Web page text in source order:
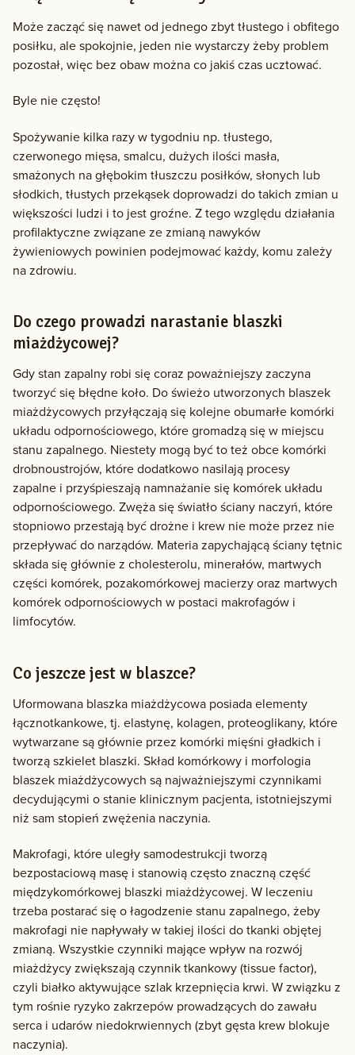
Może zacząć się nawet od jednego zbyt tłustego i obfitego
posiłku, ale spokojnie, jeden nie wystarczy żeby problem
pozostał, więc bez obaw można co jakiś czas ucztować.
Byle nie często!
Spożywanie kilka razy w tygodniu np. tłustego,
czerwonego mięsa, smalcu, dużych ilości masła,
smażonych na głębokim tłuszczu posiłków, słonych lub
słodkich, tłustych przekąsek doprowadzi do takich zmian u
większości ludzi i to jest groźne. Z tego względu działania
profilaktyczne związane ze zmianą nawyków
żywieniowych powinien podejmować każdy, komu zależy
na zdrowiu.
Do czego prowadzi narastanie blaszki
miażdżycowej?
Gdy stan zapalny robi się coraz poważniejszy zaczyna
tworzyć się błędne koło. Do świeżo utworzonych blaszek
miażdżycowych przyłączają się kolejne obumarłe komórki
układu odpornościowego, które gromadzą się w miejscu
stanu zapalnego. Niestety mogą być to też obce komórki
drobnoustrojów, które dodatkowo nasilają procesy
zapalne i przyśpieszają namnażanie się komórek układu
odpornościowego. Zwęża się światło ściany naczyń, które
stopniowo przestają być drożne i krew nie może przez nie
przepływać do narządów. Materia zapychającą ściany tętnic
składa się głównie z cholesterolu, minerałów, martwych
części komórek, pozakomórkowej macierzy oraz martwych
komórek odpornościowych w postaci makrofagów i
limfocytów.
Co jeszcze jest w blaszce?
Uformowana blaszka miażdżycowa posiada elementy
łącznotkankowe, tj. elastynę, kolagen, proteoglikany, które
wytwarzane są głównie przez komórki mięśni gładkich i
tworzą szkielet blaszki. Skład komórkowy i morfologia
blaszek miażdżycowych są najważniejszymi czynnikami
decydującymi o stanie klinicznym pacjenta, istotniejszymi
niż sam stopień zwężenia naczynia.
Makrofagi, które uległy samodestrukcji tworzą
bezpostaciową masę i stanowią często znaczną część
międzykomórkowej blaszki miażdżycowej. W leczeniu
trzeba postarać się o łagodzenie stanu zapalnego, żeby
makrofagi nie napływały w takiej ilości do tkanki objętej
zmianą. Wszystkie czynniki mające wpływ na rozwój
miażdżycy zwiększają czynnik tkankowy (tissue factor),
czyli białko aktywujące szlak krzepnięcia krwi. W związku z
tym rośnie ryzyko zakrzepów prowadzących do zawału
serca i udarów niedokrwiennych (zbyt gęsta krew blokuje
naczynia).